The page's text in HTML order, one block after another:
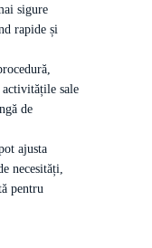
sigure
rapide și
sale
de
ajusta
necesități,
pentru